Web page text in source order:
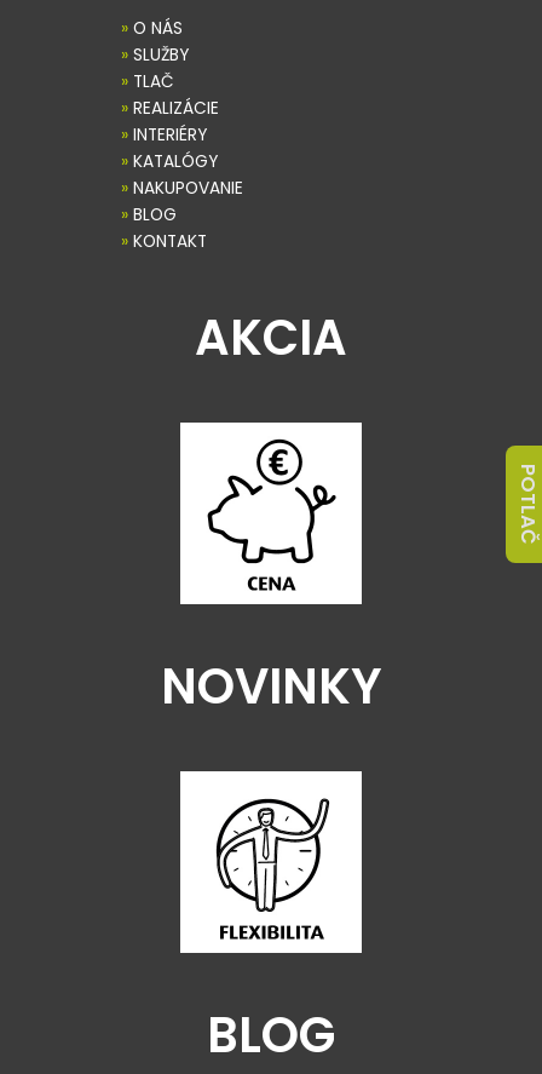
» O NÁS
» SLUŽBY
» TLAČ
» REALIZÁCIE
» INTERIÉRY
» KATALÓGY
» NAKUPOVANIE
» BLOG
» KONTAKT
AKCIA
NOVINKY
BLOG
POTLAČ